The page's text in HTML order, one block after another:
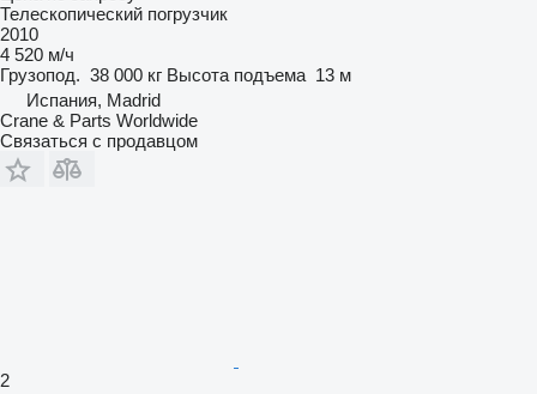
Телескопический погрузчик
2010
4 520 м/ч
Грузопод. 38 000 кг Высота подъема 13 м
Испания, Madrid
Crane & Parts Worldwide
Связаться с продавцом
2